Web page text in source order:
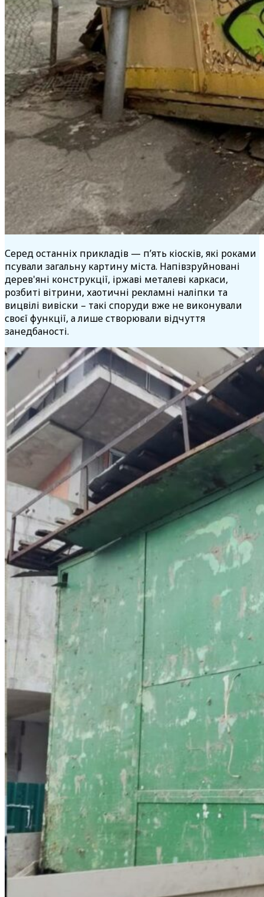
Серед останніх прикладів — п’ять кіосків, які роками
псували загальну картину міста. Напівзруйновані
дерев'яні конструкції, іржаві металеві каркаси,
розбиті вітрини, хаотичні рекламні наліпки та
вицвілі вивіски – такі споруди вже не виконували
своєї функції, а лише створювали відчуття
занедбаності.